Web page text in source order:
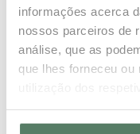
informações acerca
nossos parceiros de
análise, que as
que lhes forneceu
privado e muito
enquanto aprecia